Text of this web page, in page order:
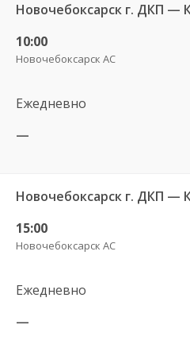
Новочебоксарск г. ДКП —
10:00
Новочебоксарск АС
Ежедневно
—
Новочебоксарск г. ДКП —
15:00
Новочебоксарск АС
Ежедневно
—